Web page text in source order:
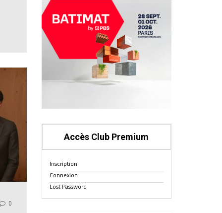
0
Accès Club Premium
Inscription
Connexion
Lost Password